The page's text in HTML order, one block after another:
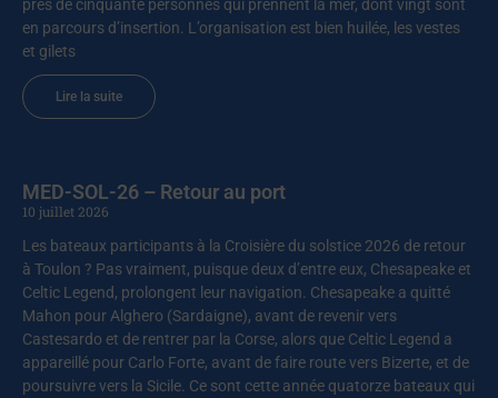
près de cinquante personnes qui prennent la mer, dont vingt sont
en parcours d’insertion. L’organisation est bien huilée, les vestes
et gilets
Lire la suite
MED-SOL-26 – Retour au port
10 juillet 2026
Les bateaux participants à la Croisière du solstice 2026 de retour
à Toulon ? Pas vraiment, puisque deux d’entre eux, Chesapeake et
Celtic Legend, prolongent leur navigation. Chesapeake a quitté
Mahon pour Alghero (Sardaigne), avant de revenir vers
Castesardo et de rentrer par la Corse, alors que Celtic Legend a
appareillé pour Carlo Forte, avant de faire route vers Bizerte, et de
poursuivre vers la Sicile. Ce sont cette année quatorze bateaux qui